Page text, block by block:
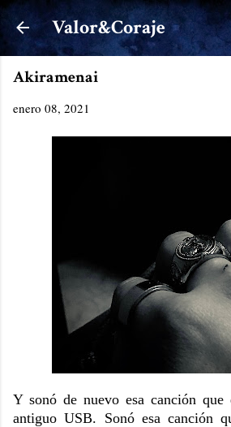
Ir al contenido
Valor&Coraje
Akiramenai
enero 08, 2021
Y sonó de nuevo esa canción que
antiguo USB. Sonó esa canción